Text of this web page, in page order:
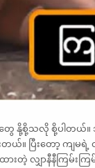
ေ နို့စို့သလို စို့ပါတယ်။
းတယ်။ ပြီးတော့ က
ားတဲ့ လျှာနီနီကြမ်